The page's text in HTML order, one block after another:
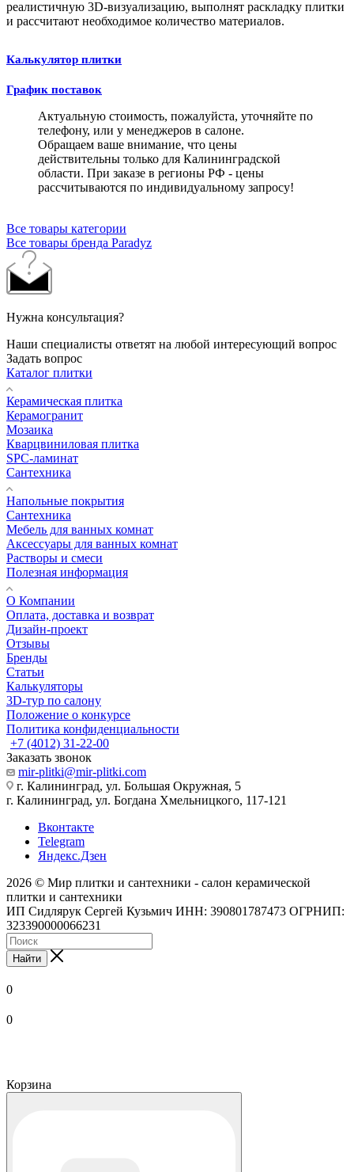
реалистичную 3D-визуализацию, выполнят раскладку плитки
и рассчитают необходимое количество материалов.
Калькулятор плитки
График поставок
Актуальную стоимость, пожалуйста, уточняйте по
телефону, или у менеджеров в салоне.
Обращаем ваше внимание, что цены
действительны только для Калининградской
области. При заказе в регионы РФ - цены
рассчитываются по индивидуальному запросу!
Все товары категории
Все товары бренда Paradyz
Нужна консультация?
Наши специалисты ответят на любой интересующий вопрос
Задать вопрос
Каталог плитки
Керамическая плитка
Керамогранит
Мозаика
Кварцвиниловая плитка
SPC-ламинат
Сантехника
Напольные покрытия
Сантехника
Мебель для ванных комнат
Аксессуары для ванных комнат
Растворы и смеси
Полезная информация
О Компании
Оплата, доставка и возврат
Дизайн-проект
Отзывы
Бренды
Статьи
Калькуляторы
3D-тур по салону
Положение о конкурсе
Политика конфиденциальности
+7 (4012) 31-22-00
Заказать звонок
mir-plitki@mir-plitki.com
г. Калининград, ул. Большая Окружная, 5
г. Калининград, ул. Богдана Хмельницкого, 117-121
Вконтакте
Telegram
Яндекс.Дзен
2026 © Мир плитки и сантехники - салон керамической
плитки и сантехники
ИП Сидлярук Сергей Кузьмич ИНН: 390801787473 ОГРНИП:
323390000066231
Найти
0
0
Корзина